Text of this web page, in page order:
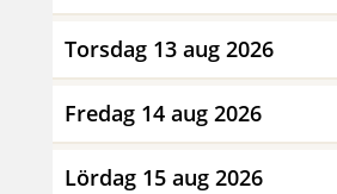
Torsdag 13 aug 2026
Fredag 14 aug 2026
Lördag 15 aug 2026